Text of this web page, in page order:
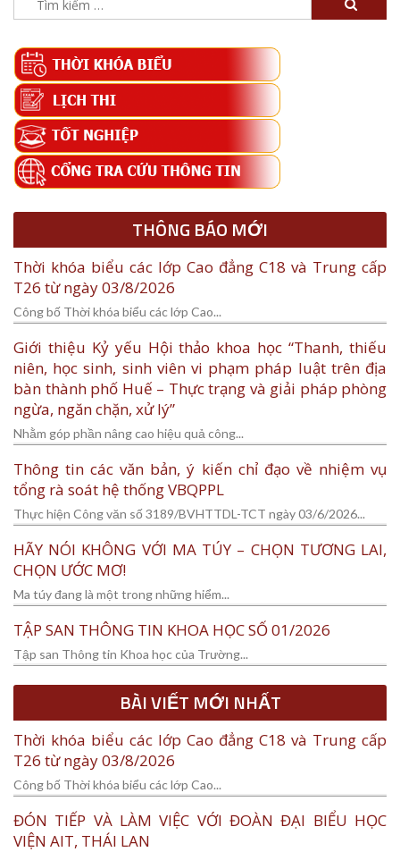
kiếm
THÔNG BÁO MỚI
Thời khóa biểu các lớp Cao đẳng C18 và Trung cấp
T26 từ ngày 03/8/2026
Công bố Thời khóa biểu các lớp Cao...
Giới thiệu Kỷ yếu Hội thảo khoa học “Thanh, thiếu
niên, học sinh, sinh viên vi phạm pháp luật trên địa
bàn thành phố Huế – Thực trạng và giải pháp phòng
ngừa, ngăn chặn, xử lý”
Nhằm góp phần nâng cao hiệu quả công...
Thông tin các văn bản, ý kiến chỉ đạo về nhiệm vụ
tổng rà soát hệ thống VBQPPL
Thực hiện Công văn số 3189/BVHTTDL-TCT ngày 03/6/2026...
HÃY NÓI KHÔNG VỚI MA TÚY – CHỌN TƯƠNG LAI,
CHỌN ƯỚC MƠ!
Ma túy đang là một trong những hiểm...
TẬP SAN THÔNG TIN KHOA HỌC SỐ 01/2026
Tập san Thông tin Khoa học của Trường...
BÀI VIẾT MỚI NHẤT
Thời khóa biểu các lớp Cao đẳng C18 và Trung cấp
T26 từ ngày 03/8/2026
Công bố Thời khóa biểu các lớp Cao...
ĐÓN TIẾP VÀ LÀM VIỆC VỚI ĐOÀN ĐẠI BIỂU HỌC
VIỆN AIT, THÁI LAN